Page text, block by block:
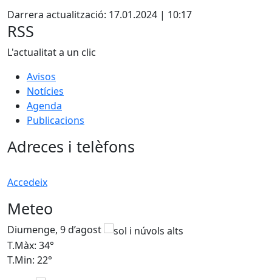
Darrera actualització: 17.01.2024 | 10:17
RSS
L'actualitat a un clic
Avisos
Notícies
Agenda
Publicacions
Adreces i telèfons
Accedeix
Meteo
Diumenge, 9 d’agost
T.Màx: 34°
T.Min: 22°